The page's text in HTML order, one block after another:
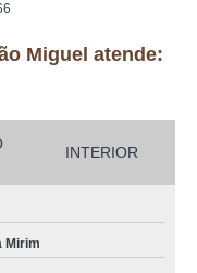
Miguel atende:
INTERIOR
Mirim